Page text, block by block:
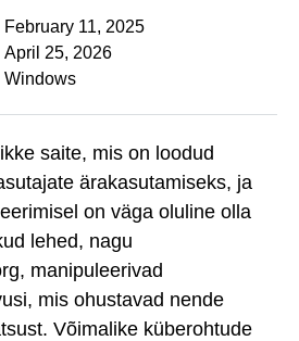
February 11, 2025
April 25, 2026
Windows
saite, mis on loodud
ärakasutamiseks, ja
on väga oluline olla
lehed, nagu
manipuleerivad
mis ohustavad nende
Võimalike küberohtude